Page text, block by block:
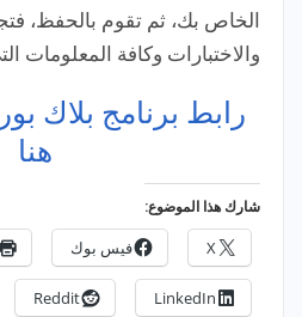
الخاص بك، ثم تقوم بالحفظ،
والاختبارات وكافة المعلومات
رابط برنامج بلاك
هنا
شارك هذا الموضوع:
X فيس بوك
LinkedIn
Reddit